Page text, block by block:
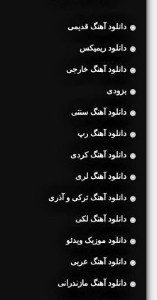
دانلود آهنگ قدیمی
دانلود ریمیکس
دانلود آهنگ خارجی
بزودی
دانلود آهنگ سنتی
دانلود آهنگ رپ
دانلود آهنگ کردی
دانلود آهنگ لری
دانلود آهنگ ترکی و آذری
دانلود آهنگ لکی
دانلود موزیک ویدئو
دانلود آهنگ عربی
دانلود آهنگ مازندرانی